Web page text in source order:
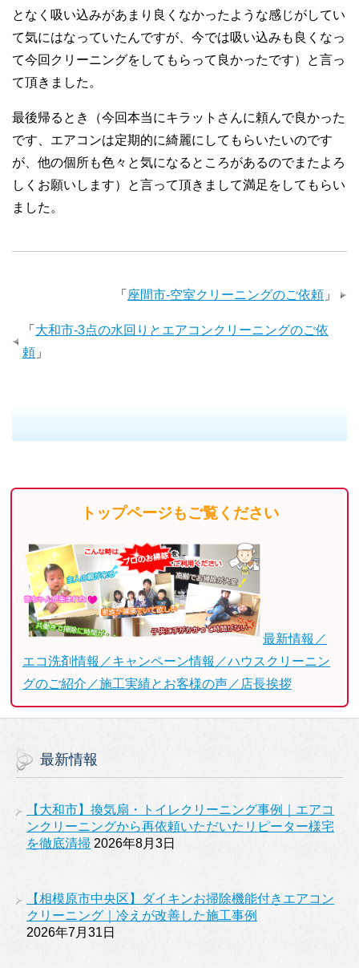
となく吸い込みがあまり良くなかったような感じがしてい
て気にはなっていたんですが、今では吸い込みも良くなっ
て今回クリーニングをしてもらって良かったです）と言っ
て頂きました。
最後帰るとき（今回本当にキラットさんに頼んで良かった
です、エアコンは定期的に綺麗にしてもらいたいのです
が、他の個所も色々と気になるところがあるのでまたよろ
しくお願いします）と言って頂きまして満足をしてもらい
ました。
「 座間市-空室クリーニングのご依頼 」
「 大和市-3点の水回りとエアコンクリーニングのご依
頼 」
トップページもご覧ください
最新情報／
エコ洗剤情報／キャンペーン情報／ハウスクリーニン
グのご紹介／施工実績とお客様の声／店長挨拶
最新情報
【大和市】換気扇・トイレクリーニング事例｜エアコ
ンクリーニングから再依頼いただいたリピーター様宅
を徹底清掃 2026年8月3日
【相模原市中央区】ダイキンお掃除機能付きエアコン
クリーニング｜冷えが改善した施工事例
2026年7月31日